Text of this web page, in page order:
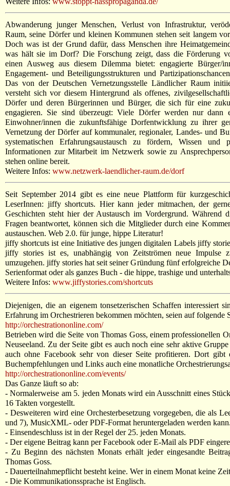
Abwanderung junger Menschen, Verlust von Infrastruktur,
Raum, seine Dörfer und kleinen Kommunen stehen seit langem
Doch was ist der Grund dafür, dass Menschen ihre
was hält sie im Dorf? Die Forschung zeigt, dass die Förderung
einen Ausweg aus diesem Dilemma bietet: engagierte Bürger/
Engagement- und Beteiligungsstrukturen und
Das von der Deutschen Vernetzungsstelle Ländlicher Raum
versteht sich vor diesem Hintergrund als offenes,
Dörfer und deren Bürgerinnen und Bürger, die sich für eine
engagieren. Sie sind überzeugt: Viele Dörfer werden nur dann
Einwohner/innen die zukunftsfähige Dorfentwicklung zu ihrer
Vernetzung der Dörfer auf kommunaler, regionaler, Landes- und
systematischen Erfahrungsaustausch zu fördern, Wissen
Informationen zur Mitarbeit im Netzwerk sowie zu
stehen online bereit.
Weitere Infos: www.netzwerk-laendlicher-raum.de/dorf
Seit September 2014 gibt es eine neue Plattform für
LeserInnen: jiffy shortcuts. Hier kann jeder mitmachen, der
Geschichten steht hier der Austausch im Vordergrund. Während
Fragen beantwortet, können sich die Mitglieder durch eine
austauschen. Web 2.0. für junge, hippe Literatur!
jiffy shortcuts ist eine Initiative des jungen digitalen Labels jiffy
jiffy stories ist es, unabhängig von Zeitströmen neue Impulse
umzugehen. jiffy stories hat seit seiner Gründung fünf erfolgreiche
Serienformat oder als ganzes Buch - die hippe, trashige und
Weitere Infos: www.jiffystories.com/shortcuts
Diejenigen, die an eigenem tonsetzerischen Schaffen interessiert
Erfahrung im Orchestrieren bekommen möchten, seien auf folgende
http://orchestrationonline.com/
Betrieben wird die Seite von Thomas Goss, einem professionellen
Neuseeland. Zu der Seite gibt es auch noch eine sehr aktive
auch ohne Facebook sehr von dieser Seite profitieren. Dort gibt
Buchempfehlungen und Links auch eine monatliche
http://orchestrationonline.com/events/
Das Ganze läuft so ab:
- Normalerweise am 5. jeden Monats wird ein Ausschnitt eines
16 Takten vorgestellt.
- Desweiteren wird eine Orchesterbesetzung vorgegeben, die als
und 7), MusicXML- oder PDF-Format heruntergeladen werden
- Einsendeschluss ist in der Regel der 25. jeden Monats.
- Der eigene Beitrag kann per Facebook oder E-Mail als PDF
- Zu Beginn des nächsten Monats erhält jeder eingesandte
Thomas Goss.
- Dauerteilnahmepflicht besteht keine. Wer in einem Monat keine
- Die Kommunikationssprache ist Englisch.